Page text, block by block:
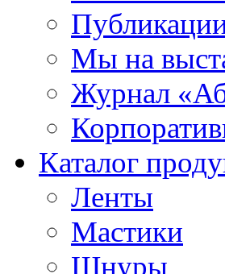
Мы на
Журнал
Каталог
Ленты
Мастики
Шнуры